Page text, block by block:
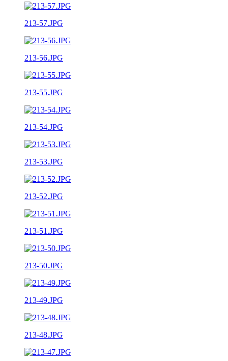
213-57.JPG
213-56.JPG
213-55.JPG
213-54.JPG
213-53.JPG
213-52.JPG
213-51.JPG
213-50.JPG
213-49.JPG
213-48.JPG